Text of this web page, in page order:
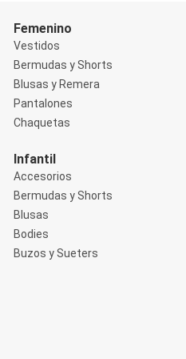
Femenino
Vestidos
Bermudas y Shorts
Blusas y Remera
Pantalones
Chaquetas
Infantil
Accesorios
Bermudas y Shorts
Blusas
Bodies
Buzos y Sueters